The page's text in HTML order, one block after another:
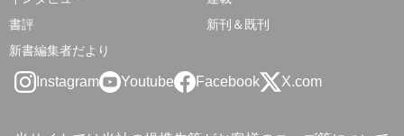
書評
新刊＆既刊
新書編集者だより
Instagram Youtube Facebook X.com